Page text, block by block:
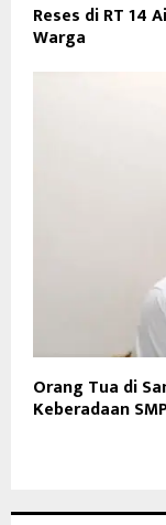
Reses di RT 14
Warga
Orang Tua di
Keberadaan